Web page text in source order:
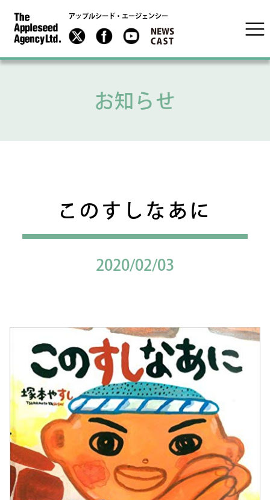
アップルシード・エージェンシー
お知らせ
このすしなあに
2020/02/03